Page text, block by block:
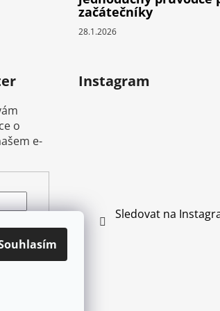
začátečníky
28.1.2026
o
e-
Instagram
Sledovat na